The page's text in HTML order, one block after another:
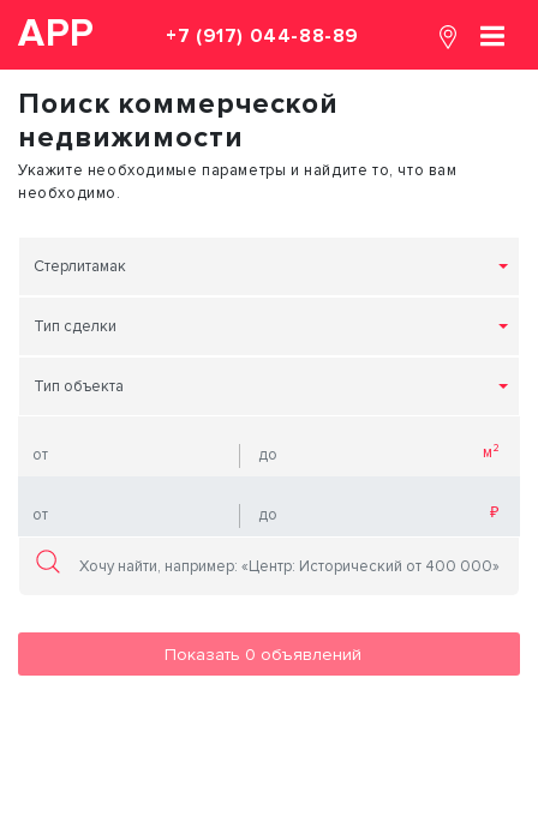
АРР +7 (917) 044-88-89
Поиск коммерческой
недвижимости
Укажите необходимые параметры и найдите то, что вам
необходимо.
Стерлитамак
Тип сделки
Тип объекта
Показать 0 объявлений